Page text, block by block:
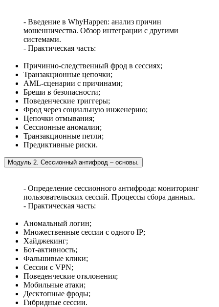
- Введение в WhyHappen: анализ причин
мошенничества. Обзор интеграции с другими
системами.
- Практическая часть:
Причинно-следственный фрод в сессиях;
Транзакционные цепочки;
AML-сценарии с причинами;
Бреши в безопасности;
Поведенческие триггеры;
Фрод через социальную инженерию;
Цепочки отмывания;
Сессионные аномалии;
Транзакционные петли;
Предиктивные риски.
Модуль 2. Сессионный антифрод – основы.
- Определение сессионного антифрода: мониторинг
пользовательских сессий. Процессы сбора данных.
- Практическая часть:
Аномальный логин;
Множественные сессии с одного IP;
Хайджекинг;
Бот-активность;
Фальшивые клики;
Сессии с VPN;
Поведенческие отклонения;
Мобильные атаки;
Десктопные фроды;
Гибридные сессии.